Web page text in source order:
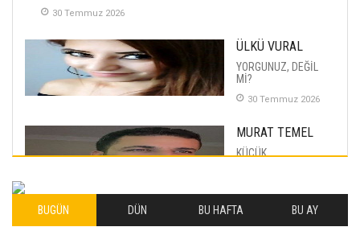
30 Temmuz 2026
ÜLKÜ VURAL
YORGUNUZ, DEĞİL
Mİ?
30 Temmuz 2026
MURAT TEMEL
KÜÇÜK
İLHAN YILMAZ
BUGÜN DÜN BU HAFTA BU AY